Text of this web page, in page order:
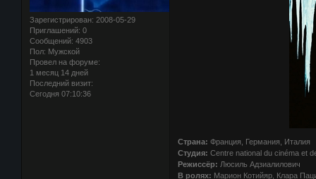
Зарегистрирован: 2008-05-29
Приглашений: 0
Сообщений: 4903
Пол: Мужской
Провел на форуме:
1 месяц 14 дней
Последний визит:
Сегодня 07:10:36
Страна: Франция, Германия, Италия
Студия: Centre national du cinéma et
Режиссёр: Люсиль Адзиалилович
В ролях: Марион Котийяр, Клара